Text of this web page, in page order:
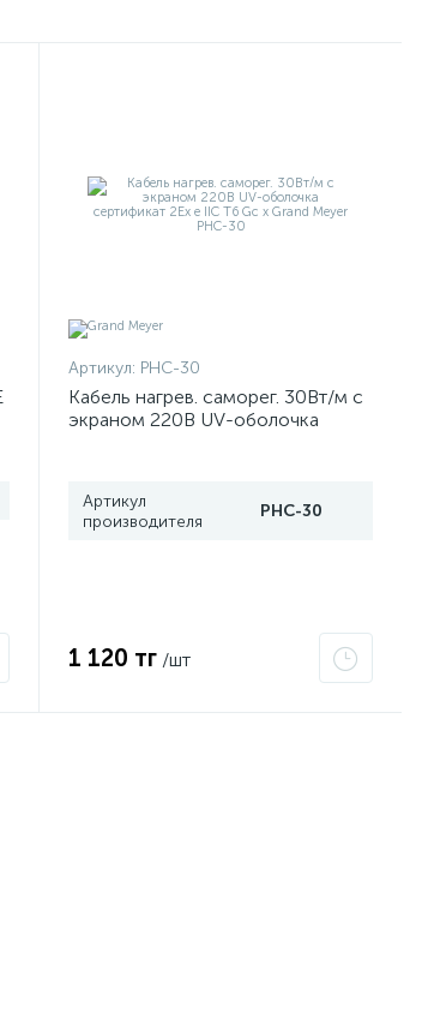
Артикул: PHC-30
Кабель нагрев. саморег. 30Вт/м с
экраном 220В UV-оболочка
Артикул
производителя
PHC-30
1 120 тг /шт